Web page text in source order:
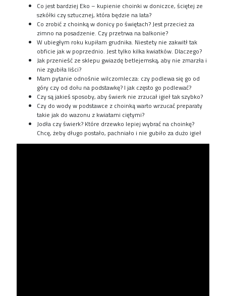
Co jest bardziej Eko – kupienie choinki w doniczce, ściętej ze
szkółki czy sztucznej, która będzie na lata?
Co zrobić z choinką w donicy po świętach? Jest przecież za
zimno na posadzenie. Czy przetrwa na balkonie?
W ubiegłym roku kupiłam grudnika. Niestety nie zakwitł tak
obficie jak w poprzednio. Jest tylko kilka kwiatków. Dlaczego?
Jak przenieść ze sklepu gwiazdę betlejemską, aby nie zmarzła i
nie zgubiła liści?
Mam pytanie odnośnie wilczomlecza: czy podlewa się go od
góry czy od dołu na podstawkę? I jak często go podlewać?
Czy są jakieś sposoby, aby świerk nie zrzucał igieł tak szybko?
Czy do wody w podstawce z choinką warto wrzucać preparaty
takie jak do wazonu z kwiatami ciętymi?
Jodła czy świerk? Które drzewko lepiej wybrać na choinkę?
Chcę, żeby długo postało, pachniało i nie gubiło za dużo igieł